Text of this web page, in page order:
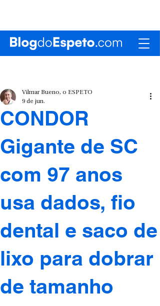
CONDOR
Gigante de SC
com 97 anos
usa dados, fio
dental e saco de
lixo para dobrar
de tamanho
Vilmar Bueno, o ESPETO
9 de jun.